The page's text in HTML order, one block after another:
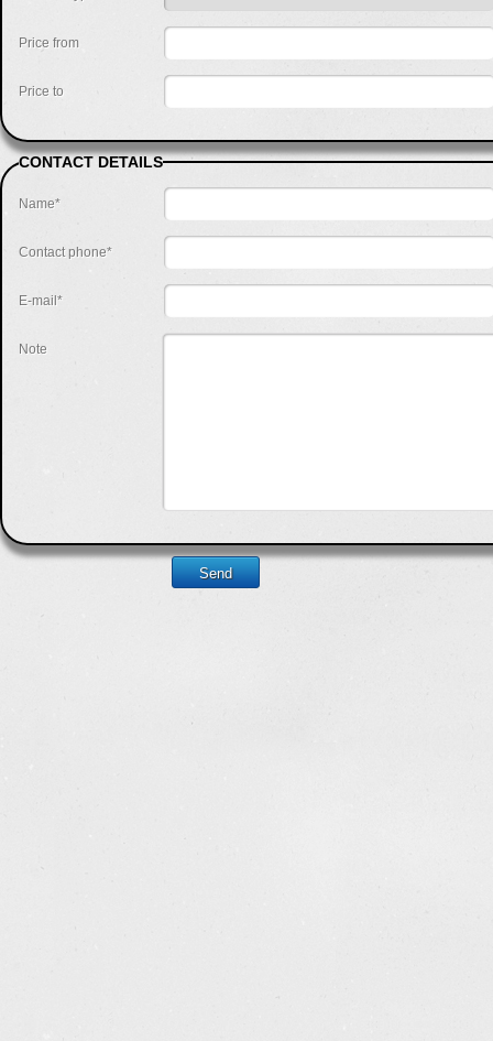
Price from
Price to
CONTACT DETAILS
Name*
Contact phone*
E-mail*
Note